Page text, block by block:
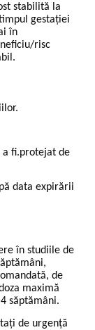
stabilită la
gestației
în
risc
a fi.protejat de
data expirării
în studiile de
de
maximă
săptămâni.
de urgență